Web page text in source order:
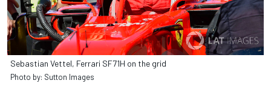
Sebastian Vettel, Ferrari SF71H on the grid
Photo by: Sutton Images